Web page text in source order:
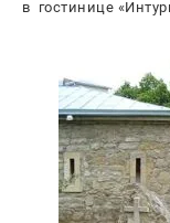
в гостинице